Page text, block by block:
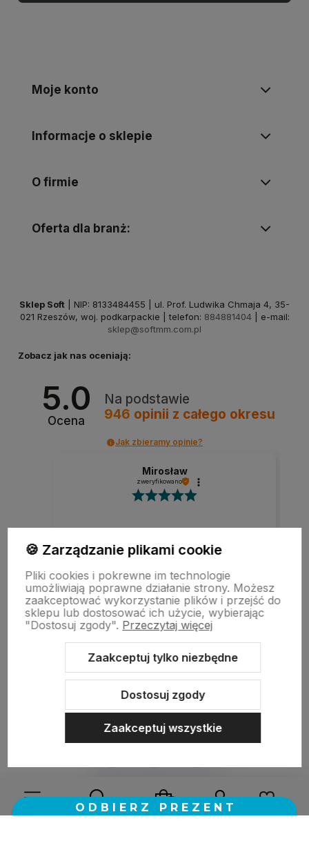
Moje konto
Informacje o sklepie
O firmie
Oferta dla branż:
Sklep Soft | NIP: 8133484455 | ul. Prof. Ludwika Chmaja 4, 35-
021 Rzeszów, woj. podkarpackie | telefon: 884881404 | e-mail:
sklep@softmm.com.pl
Zobacz jak nas oceniają:
5.0
Ocena
Na podstawie
946 opinii z całego okresu
Jak zbieramy opinie?
Mirosław
zweryfikowano
Szybka realizacja zamówienia.
w tym miesiącu
zebranych i zweryfikowanych przez
Sklep internetowy Shoper.pl Szablon Shoper Modern 3.0™
GrowCommerce
🍪 Zarządzanie plikami cookie
Pliki cookies i pokrewne im technologie
umożliwiają poprawne działanie strony. Możesz
zaakceptować wykorzystanie plików i przejść do
sklepu lub dostosować ich użycie, wybierając
"Dostosuj zgody". Przeczytaj więcej
Zaakceptuj tylko niezbędne
Dostosuj zgody
Zaakceptuj wszystkie